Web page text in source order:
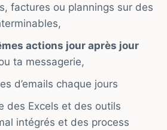
factures ou plannings sur des
actions jour après jour
ta messagerie,
d’emails chaque jours
des Excels et des outils
intégrés et des process